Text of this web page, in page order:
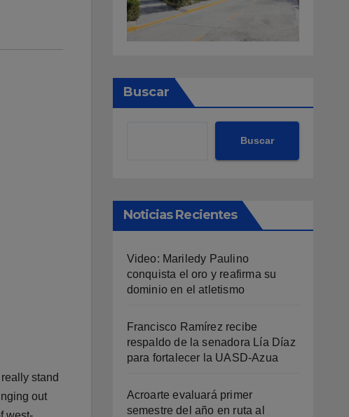
stand
out
Buscar
Buscar
Noticias Recientes
Video: Mariledy Paulino
conquista el oro y reafirma su
dominio en el atletismo
Francisco Ramírez recibe
respaldo de la senadora Lía Díaz
para fortalecer la UASD-Azua
Acroarte evaluará primer
semestre del año en ruta al